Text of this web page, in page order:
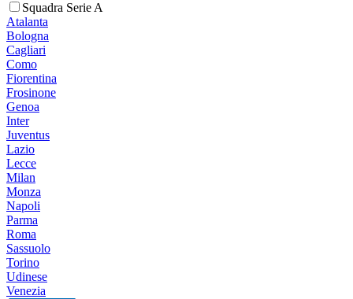
Squadra Serie A
Atalanta
Bologna
Cagliari
Como
Fiorentina
Frosinone
Genoa
Inter
Juventus
Lazio
Lecce
Milan
Monza
Napoli
Parma
Roma
Sassuolo
Torino
Udinese
Venezia